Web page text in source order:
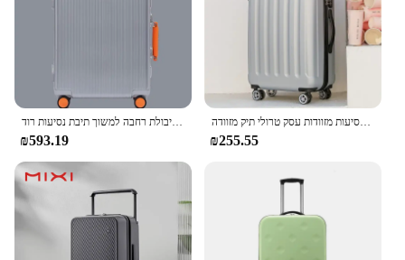
₪593.19
גבר ואישה חדש נסיעות מזוודות עסק טרולי תיק מזוודה spinner עלייה 20/22/24/26/28 אינץ 'גלגל אוניברסלי
₪255.55